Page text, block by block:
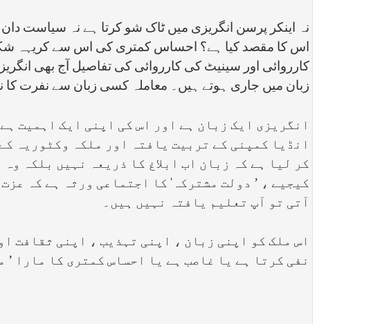
نہ اینکر پرسن انگریزی میں ٹاک شو کرتا ہے نہ سیاست
اس کا مقصد کیا ہے؟ احساس کمتری کی اس سے کریہہ شکل
کارروائی اور سینیٹ کی کارروائی کی تفاصیل آج بھی
زبان میں جاری ہوتے ہیں۔ معاملہ کسی زبان سے نفرت کا
انگریزی ایک زبان ہے اور اس کی اپنی ایک اہمیت
انڈیا کمپنی کے تربیت یافتہ اور ملکہ وکٹوریہ
کر لیا ہے کہ زبان اب ابلاغ کا ذریعہ نہیں بلکہ
کیجیے ، ’ دولت مشترکہ‘ کا اجتماعی ورثہ ہے کہ
آتی تو آپ تعلیم یافتہ نہیں ہیں۔
اس ملک کو اپنی زبان ، اپنی تہذیب ، اپنی ثقافت
نفی کرتا ہے یا غاصب ہے یا احساس کمتری کا مارا ’